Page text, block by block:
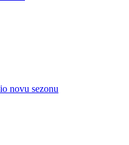
novu sezonu